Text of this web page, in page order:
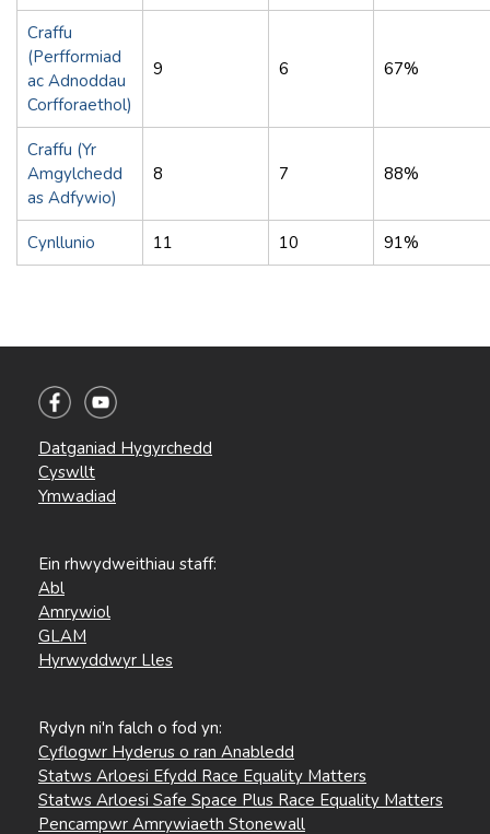
Craffu
(Perfformiad
ac Adnoddau
Corfforaethol)
9 6 67%
Craffu (Yr
Amgylchedd
as Adfywio)
8 7 88%
Cynllunio 11 10 91%
Datganiad Hygyrchedd
Cyswllt
Ymwadiad
Ein rhwydweithiau staff:
Abl
Amrywiol
GLAM
Hyrwyddwyr Lles
Rydyn ni'n falch o fod yn:
Cyflogwr Hyderus o ran Anabledd
Statws Arloesi Efydd Race Equality Matters
Statws Arloesi Safe Space Plus Race Equality Matters
Pencampwr Amrywiaeth Stonewall